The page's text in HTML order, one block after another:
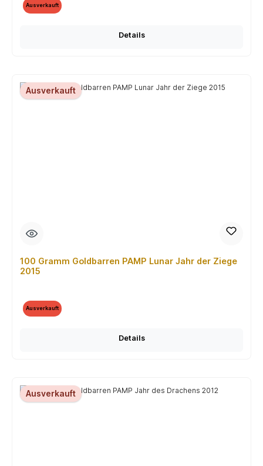
Ausverkauft
Details
Ausverkauft
100 Gramm Goldbarren PAMP Lunar Jahr der Ziege
2015
Ausverkauft
Details
Ausverkauft